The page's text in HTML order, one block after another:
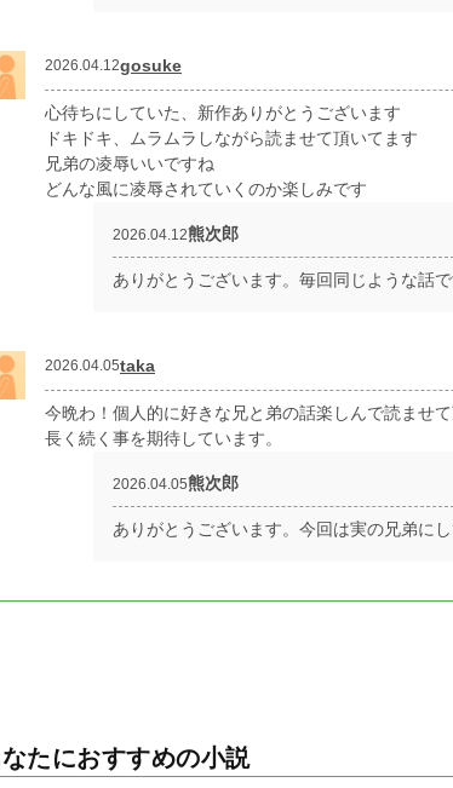
2026.04.12gosuke
心待ちにしていた、新作ありがとうございます
ドキドキ、ムラムラしながら読ませて頂いてます
兄弟の凌辱いいですね
どんな風に凌辱されていくのか楽しみです
2026.04.12熊次郎
ありがとうございます。毎回同じような話
2026.04.05taka
今晩わ！個人的に好きな兄と弟の話楽しんで読ませて
長く続く事を期待しています。
2026.04.05熊次郎
ありがとうございます。今回は実の兄弟に
たにおすすめの小説